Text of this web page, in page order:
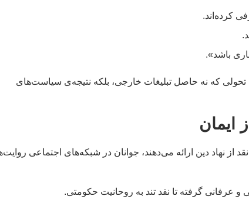
تحولی که نه حاصل تبلیغات خارجی، بلکه نتیجه‌ی سیاست‌های
ایمان
نهاد دین ارائه می‌دهند، جوانان در شبکه‌های اجتماعی
و عرفانی گرفته تا نقد تند به روحانیت حکومتی.